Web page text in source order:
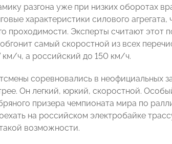
разгона уже при низких оборотах
характеристики силового
проходимости. Эксперты считают этот
самый скоростной из всех
км/ч, а российский до 150 км/ч.
соревновались в неофициальных
Он легкий, юркий, скоростной.
призера чемпионата мира по
на российском электробайке
возможности.